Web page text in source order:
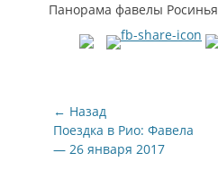
Панорама фавелы Росинья
Навигация
по
записям
← Назад
Предыдущая
запись:
Поездка в Рио: Фавела
— 26 января 2017